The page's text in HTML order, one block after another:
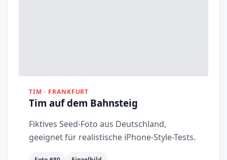
TIM · FRANKFURT
Tim auf dem Bahnsteig
Fiktives Seed-Foto aus Deutschland,
geeignet für realistische iPhone-Style-Tests.